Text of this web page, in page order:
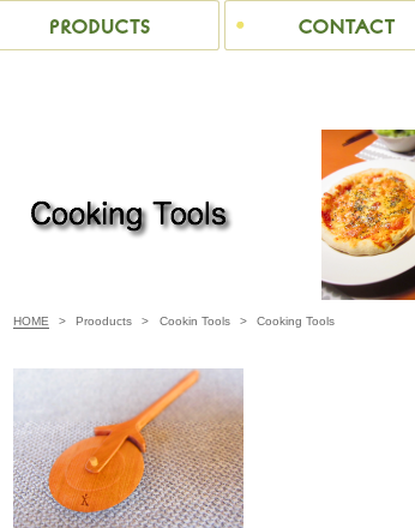
HOME > Prooducts > Cookin Tools > Cooking Tools